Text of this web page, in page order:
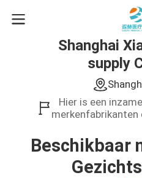
Shanghai
supply
Hier is een
merkenfabrikanten
Beschikbaar